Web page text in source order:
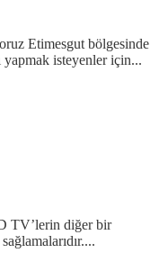
Etimesgut bölgesinde
isteyenler için...
TV’lerin diğer bir